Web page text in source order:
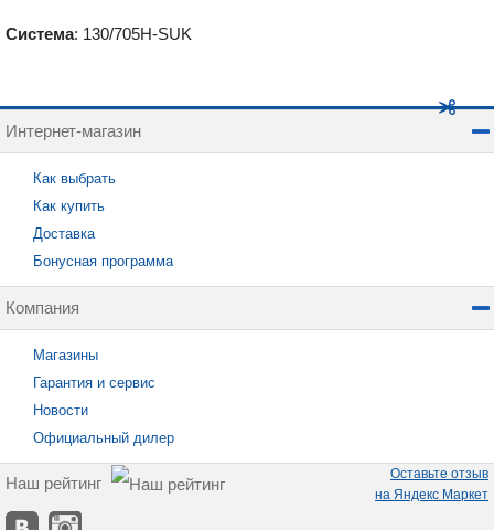
Система: 130/705H-SUK
Интернет-магазин
Как выбрать
Как купить
Доставка
Бонусная программа
Компания
Магазины
Гарантия и сервис
Новости
Официальный дилер
Наш рейтинг
Оставьте отзыв
на Яндекс Маркет